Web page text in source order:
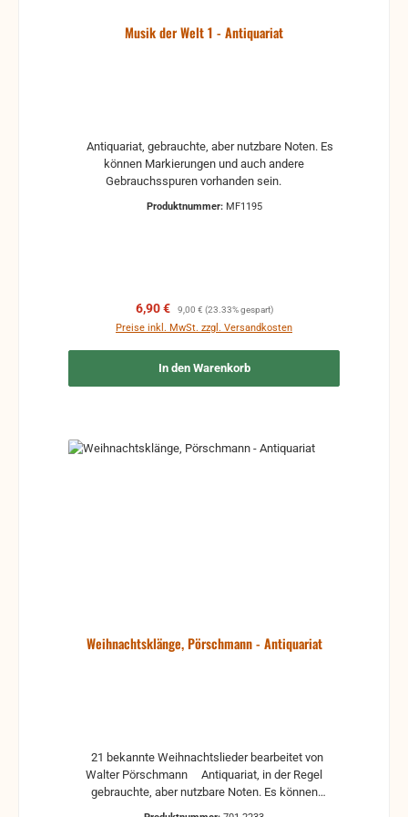
Musik der Welt 1 - Antiquariat
können Markierungen und auch andere
Produktnummer: MF1195
Verkaufspreis:
6,90 € Regulärer Preis:
9,00 € (23.33% gespart)
Preise inkl. MwSt. zzgl. Versandkosten
In den Warenkorb
Weihnachtsklänge, Pörschmann - Antiquariat
Walter Pörschmann Antiquariat, in der Regel
gebrauchte, aber nutzbare Noten. Es können